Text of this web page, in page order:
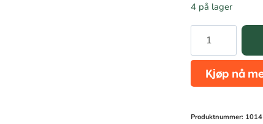
4 på lager
Trixie
Aqua
Ball
Tau
Produktnummer: